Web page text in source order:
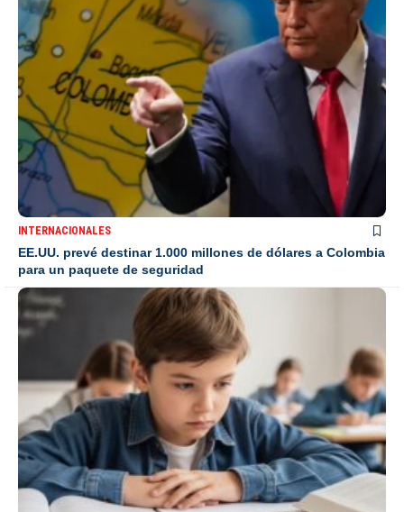
INTERNACIONALES
EE.UU. prevé destinar 1.000 millones de dólares a Colombia
para un paquete de seguridad